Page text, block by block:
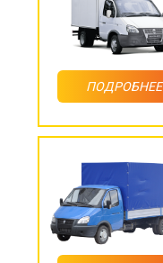
ПОДРОБНЕЕ